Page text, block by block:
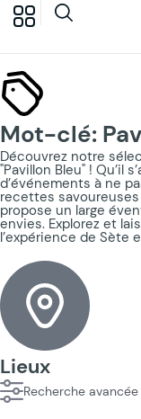
Mot-clé:
Découvrez notre
"Pavillon Bleu" ! Qu’il
d’événements à ne
recettes savoureuses
propose un large
envies. Explorez et
l’expérience de Sète
Lieux
Recherche avancée